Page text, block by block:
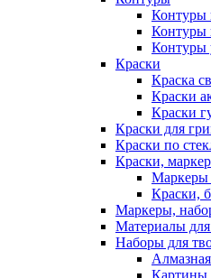
Контуры
Контуры
Контуры
Краски
Краска
Краски
Краски
Краски для
Краски по
Краски,
Маркеры
Краски,
Маркеры,
Материалы
Наборы для
Картины